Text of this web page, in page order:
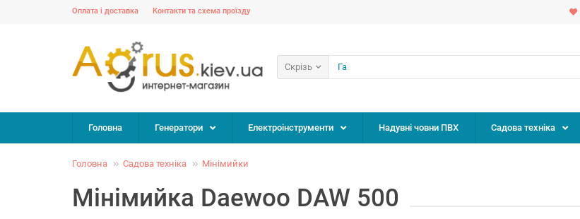
Оплата і доставка Контакти та схема проїзду
Скрізь
Головна Генератори Електроінструменти Надувні човни ПВХ Садова техніка
Головна Садова техніка Мінімийки
Мінімийка Daewoo DAW 500